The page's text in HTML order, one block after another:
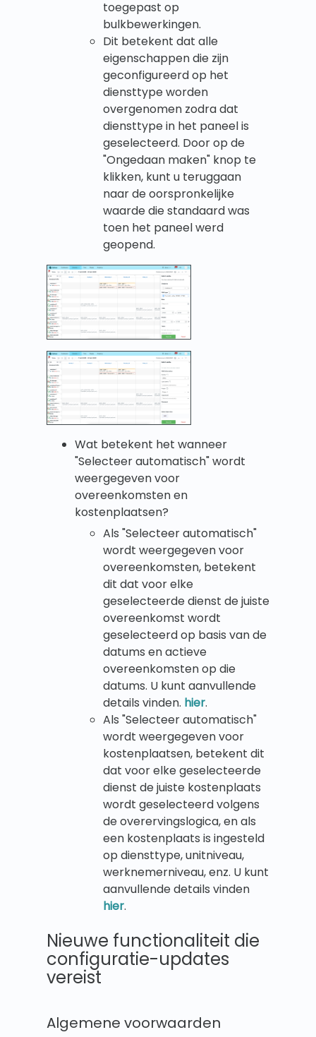
toegepast op
bulkbewerkingen.
Dit betekent dat alle
eigenschappen die zijn
geconfigureerd op het
diensttype worden
overgenomen zodra dat
diensttype in het paneel is
geselecteerd. Door op de
"Ongedaan maken" knop te
klikken, kunt u teruggaan
naar de oorspronkelijke
waarde die standaard was
toen het paneel werd
geopend.
Wat betekent het wanneer
"Selecteer automatisch" wordt
weergegeven voor
overeenkomsten en
kostenplaatsen?
Als "Selecteer automatisch"
wordt weergegeven voor
overeenkomsten, betekent
dit dat voor elke
geselecteerde dienst de juiste
overeenkomst wordt
geselecteerd op basis van de
datums en actieve
overeenkomsten op die
datums. U kunt aanvullende
details vinden. hier.
Als "Selecteer automatisch"
wordt weergegeven voor
kostenplaatsen, betekent dit
dat voor elke geselecteerde
dienst de juiste kostenplaats
wordt geselecteerd volgens
de overervingslogica, en als
een kostenplaats is ingesteld
op diensttype, unitniveau,
werknemerniveau, enz. U kunt
aanvullende details vinden
hier.
Nieuwe functionaliteit die
configuratie-updates
vereist
Algemene voorwaarden